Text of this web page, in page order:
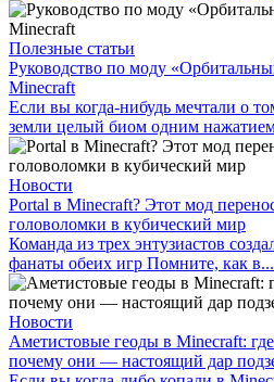
Полезные статьи
Руководство по моду
Minecraft
Если вы когда-нибудь мечтали о
земли целый биом одним
Новости
Portal в Minecraft? Этот мод
головоломки в кубический мир
Команда из трех энтузиастов
фанаты обеих игр Помните, как в...
Новости
Аметистовые геоды в Minecraft:
почему они — настоящий дар